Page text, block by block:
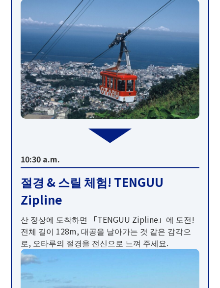
10:30 a.m.
절경 & 스릴 체험! TENGUU
Zipline
산 정상에 도착하면 「TENGUU Zipline」에 도전!
전체 길이 128m, 대공을 날아가는 것 같은 감각으
로, 오타루의 절경을 전신으로 느껴 주세요.